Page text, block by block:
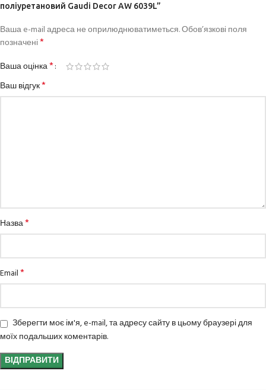
поліуретановий Gaudi Decor AW 6039L”
Ваша e-mail адреса не оприлюднюватиметься.Обов’язкові поля
позначені*
Ваша оцінка*
Ваш відгук*
Назва*
Email*
Зберегти моє ім'я, e-mail, та адресу сайту в цьому браузері для
моїх подальших коментарів.